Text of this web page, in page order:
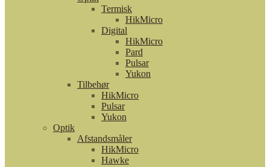
Termisk
HikMicro
Digital
HikMicro
Pard
Pulsar
Yukon
Tilbehør
HikMicro
Pulsar
Yukon
Optik
Afstandsmåler
HikMicro
Hawke